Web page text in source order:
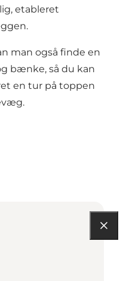
etableret
man også finde en
bænke, så du kan
en tur på toppen